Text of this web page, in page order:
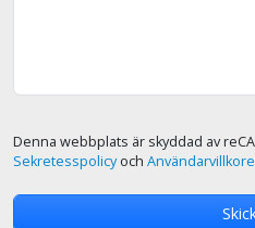
Denna webbplats är skyddad av
Sekretesspolicyoch